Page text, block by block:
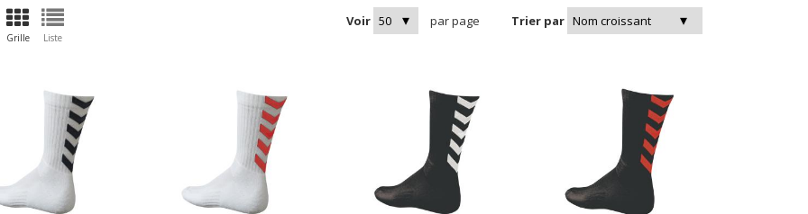
Grille Liste
Voir par page Trier par